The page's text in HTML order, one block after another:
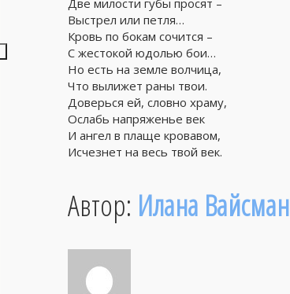
Две милости губы просят –
Выстрел или петля…
Кровь по бокам сочится –
С жестокой юдолью бои…
Но есть на земле волчица,
Что вылижет раны твои.
Доверься ей, словно храму,
Ослабь напряженье век
И ангел в плаще кровавом,
Исчезнет на весь твой век.
Автор: Илана Вайсман